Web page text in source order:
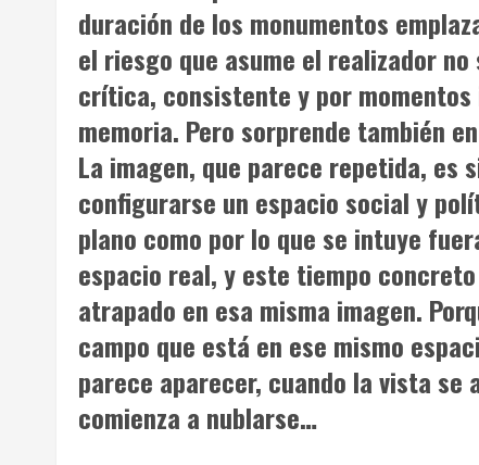
duración de los monumentos
el riesgo que asume el realizador
crítica, consistente y por momentos
memoria. Pero sorprende también
La imagen, que parece repetida, es
configurarse un espacio social y
plano como por lo que se intuye
espacio real, y este tiempo
atrapado en esa misma imagen.
campo que está en ese mismo
parece aparecer, cuando la vista
comienza a nublarse…